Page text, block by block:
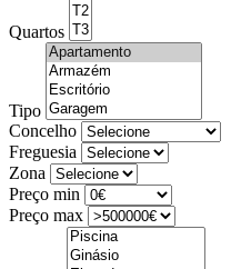
Quartos
Tipo
Concelho
Freguesia
Zona
Preço min
Preço max